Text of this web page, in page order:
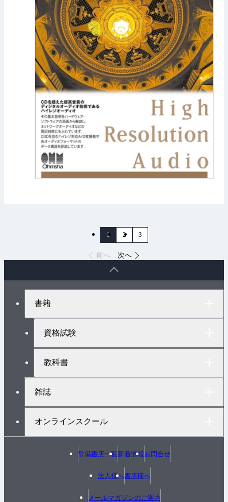
前へ
1 2 3
次へ
書籍
資格試験
教科書
雑誌
オンラインスクール
常備書店一覧新着情報お問合せ
法人様へ書店様へ
メールマガジンのご案内